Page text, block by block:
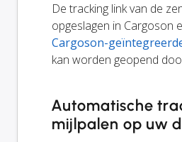
De tracking link van de
opgeslagen in Cargoson
Cargoson-
kan worden geopend
Automatische
mijlpalen op uw